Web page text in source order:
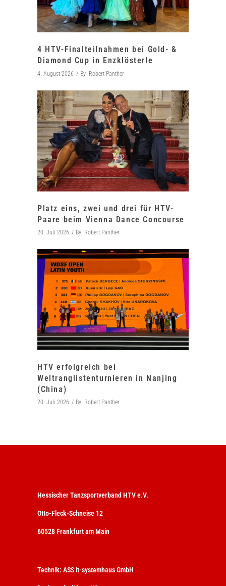
4 HTV-Finalteilnahmen bei Gold- &
Diamond Cup in Enzklösterle
4. August 2026 By Robert Panther
Platz eins, zwei und drei für HTV-
Paare beim Vienna Dance Concourse
20. Juli 2026 By Robert Panther
HTV erfolgreich bei
Weltranglistenturnieren in Nanjing
(China)
20. Juli 2026 By Robert Panther
Hessischer Tanzsportverband HTV e.V.
Otto-Fleck-Schneise 12
60528 Frankfurt am Main
Technik: ASS it-systemhaus GmbH